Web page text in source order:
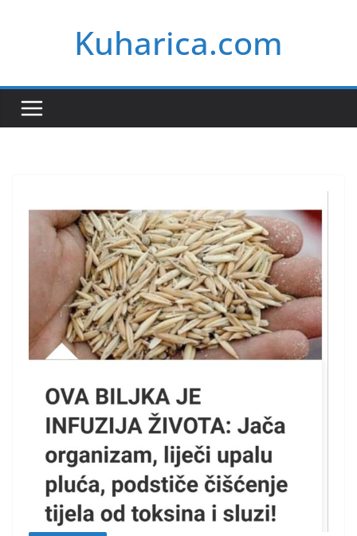
Kuharica.com